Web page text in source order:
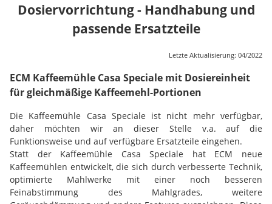
Dosiervorrichtung - Handhabung und
passende Ersatzteile
Letzte Aktualisierung: 04/2022
ECM Kaffeemühle Casa Speciale mit Dosiereinheit
für gleichmäßige Kaffeemehl-Portionen
Die Kaffeemühle Casa Speciale ist nicht mehr verfügbar,
daher möchten wir an dieser Stelle v.a. auf die
Funktionsweise und auf verfügbare Ersatzteile eingehen.
Statt der Kaffeemühle Casa Speciale hat ECM neue
Kaffeemühlen entwickelt, die sich durch verbesserte Technik,
optimierte Mahlwerke mit einer noch besseren
Feinabstimmung des Mahlgrades, weitere